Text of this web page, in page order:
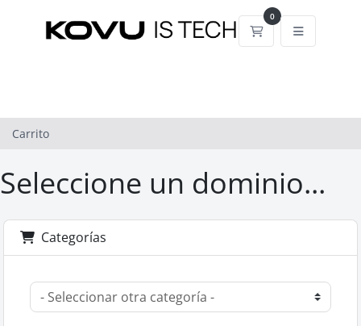
0
Carrito
Carrito
Seleccione un dominio...
Categorías